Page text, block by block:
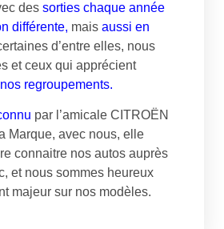
des sorties chaque année
différente, mais aussi en
d’entre elles, nous
et ceux qui apprécient
regroupements.
par l’amicale CITROËN
Marque, avec nous, elle
connaitre nos autos auprès
et nous sommes heureux
majeur sur nos modèles.